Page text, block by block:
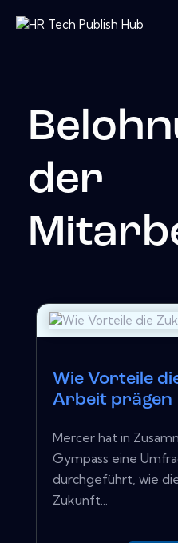
der
Wie Vorteile
Arbeit prägen
Mercer hat in
Gympass eine
durchgeführt, wie
Zukunft...